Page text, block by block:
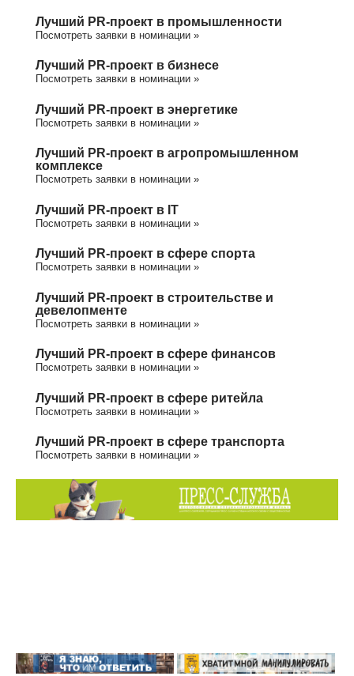
Лучший PR-проект в промышленности
Посмотреть заявки в номинации »
Лучший PR-проект в бизнесе
Посмотреть заявки в номинации »
Лучший PR-проект в энергетике
Посмотреть заявки в номинации »
Лучший PR-проект в агропромышленном
комплексе
Посмотреть заявки в номинации »
Лучший PR-проект в IT
Посмотреть заявки в номинации »
Лучший PR-проект в сфере спорта
Посмотреть заявки в номинации »
Лучший PR-проект в строительстве и
девелопменте
Посмотреть заявки в номинации »
Лучший PR-проект в сфере финансов
Посмотреть заявки в номинации »
Лучший PR-проект в сфере ритейла
Посмотреть заявки в номинации »
Лучший PR-проект в сфере транспорта
Посмотреть заявки в номинации »